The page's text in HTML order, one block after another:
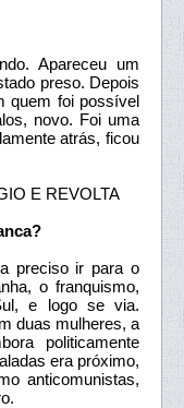
Apareceu um
preso. Depois
quem foi possível
novo. Foi uma
atrás, ficou
E REVOLTA
preciso ir para o
o franquismo,
e logo se via.
duas mulheres, a
politicamente
era próximo,
anticomunistas,